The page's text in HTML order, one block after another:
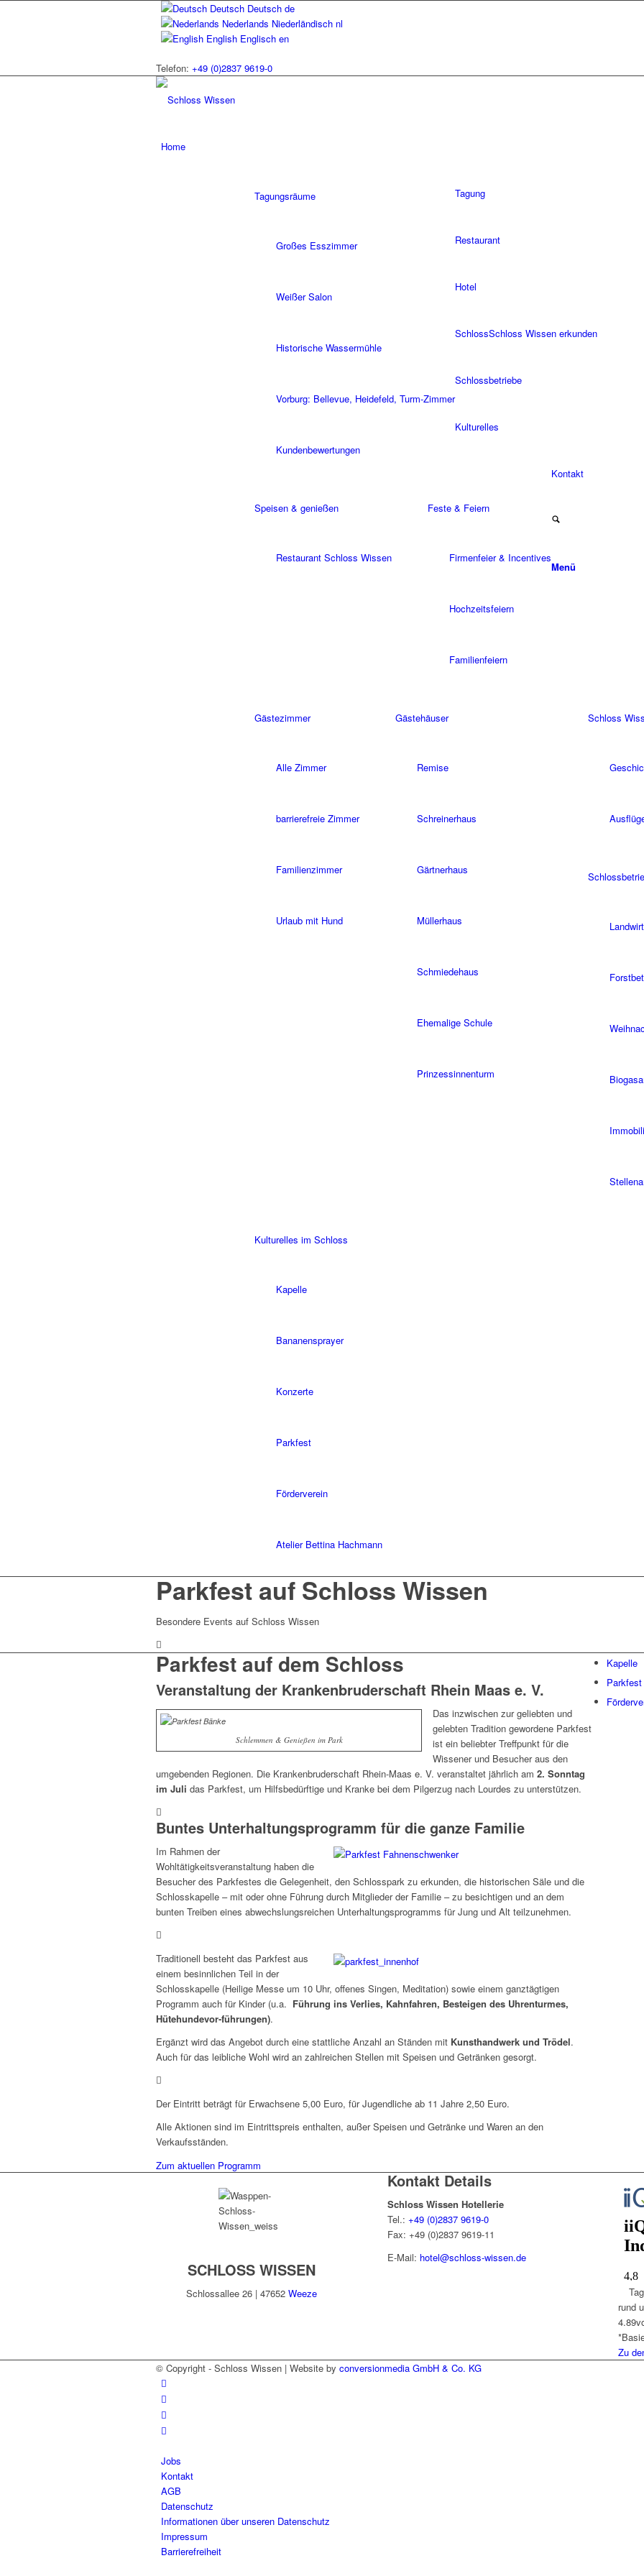
Deutsch Deutsch de
Nederlands Niederländisch nl
English Englisch en
Telefon: +49 (0)2837 9619-0
Home
Tagung
Tagungsräume
Großes Esszimmer
Weißer Salon
Historische Wassermühle
Vorburg: Bellevue, Heidefeld, Turm-Zimmer
Kundenbewertungen
Restaurant
Speisen & genießen
Restaurant Schloss Wissen
Feste & Feiern
Firmenfeier & Incentives
Hochzeitsfeiern
Familienfeiern
Hotel
Gästezimmer
Alle Zimmer
barrierefreie Zimmer
Familienzimmer
Urlaub mit Hund
Gästehäuser
Remise
Schreinerhaus
Gärtnerhaus
Müllerhaus
Schmiedehaus
Ehemalige Schule
Prinzessinnenturm
SchlossSchloss Wissen erkunden
Schloss
Schlossbetriebe
Kulturelles
Kulturelles im Schloss
Kapelle
Bananensprayer
Konzerte
Parkfest
Förderverein
Atelier Bettina Hachmann
Kontakt
Menü
Parkfest auf Schloss Wissen
Besondere Events auf Schloss Wissen
Parkfest auf dem Schloss
Veranstaltung der Krankenbruderschaft Rhein Maas e. V.
Schlemmen & Genießen im Park
Das inzwischen zur geliebten und
gelebten Tradition gewordene Parkfest
ist ein beliebter Treffpunkt für die
Wissener und Besucher aus den
umgebenden Regionen. Die Krankenbruderschaft Rhein-Maas e. V. veranstaltet jährlich am 2. Sonntag
im Juli das Parkfest, um Hilfsbedürftige und Kranke bei dem Pilgerzug nach Lourdes zu unterstützen.
Buntes Unterhaltungsprogramm für die ganze Familie
Im Rahmen der
Wohltätigkeitsveranstaltung haben die
Besucher des Parkfestes die Gelegenheit, den Schlosspark zu erkunden, die historischen Säle und die
Schlosskapelle – mit oder ohne Führung durch Mitglieder der Familie – zu besichtigen und an dem
bunten Treiben eines abwechslungsreichen Unterhaltungsprogramms für Jung und Alt teilzunehmen.
Traditionell besteht das Parkfest aus
einem besinnlichen Teil in der
Schlosskapelle (Heilige Messe um 10 Uhr, offenes Singen, Meditation) sowie einem ganztägtigen
Programm auch für Kinder (u.a. Führung ins Verlies, Kahnfahren, Besteigen des Uhrenturmes,
Hütehundevor-führungen).
Ergänzt wird das Angebot durch eine stattliche Anzahl an Ständen mit Kunsthandwerk und Trödel.
Auch für das leibliche Wohl wird an zahlreichen Stellen mit Speisen und Getränken gesorgt.
Der Eintritt beträgt für Erwachsene 5,00 Euro, für Jugendliche ab 11 Jahre 2,50 Euro.
Alle Aktionen sind im Eintrittspreis enthalten, außer Speisen und Getränke und Waren an den
Verkaufsständen.
Zum aktuellen Programm
Kapelle
Parkfest
SCHLOSS WISSEN
Schlossallee 26 | 47652Weeze
Kontakt Details
Schloss Wissen Hotellerie
Tel.: +49 (0)2837 9619-0
Fax: +49 (0)2837 9619-11
E-Mail: hotel@schloss-wissen.de
rund
4.89
Zu
© Copyright - Schloss Wissen | Website by conversionmedia GmbH & Co. KG
Jobs
Kontakt
AGB
Datenschutz
Informationen über unseren Datenschutz
Impressum
Barrierefreiheit